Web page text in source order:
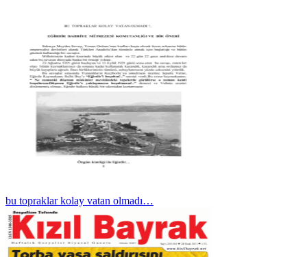
bu topraklar kolay vatan olmadı…